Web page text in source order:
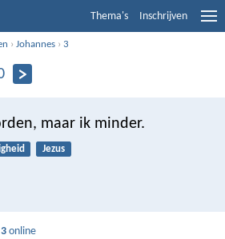
Thema's Inschrijven
›Johannes ›3
maar ik minder.
Jezus
online